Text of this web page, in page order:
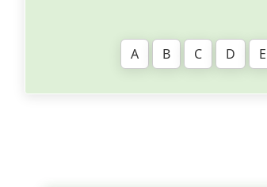
A
B C D E